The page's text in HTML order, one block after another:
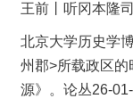
王前丨听冈本隆
北京大学历史学
州郡>所载政区
源》。论丛26-